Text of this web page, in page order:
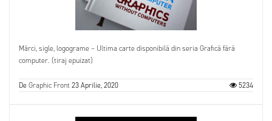
Mărci, sigle, logograme – Ultima carte disponibilă din seria Grafică fără
computer. (tiraj epuizat)
DeGraphic Front23 Aprilie, 2020 5234